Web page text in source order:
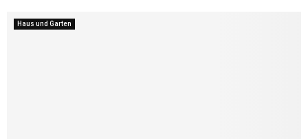
Haus und Garten